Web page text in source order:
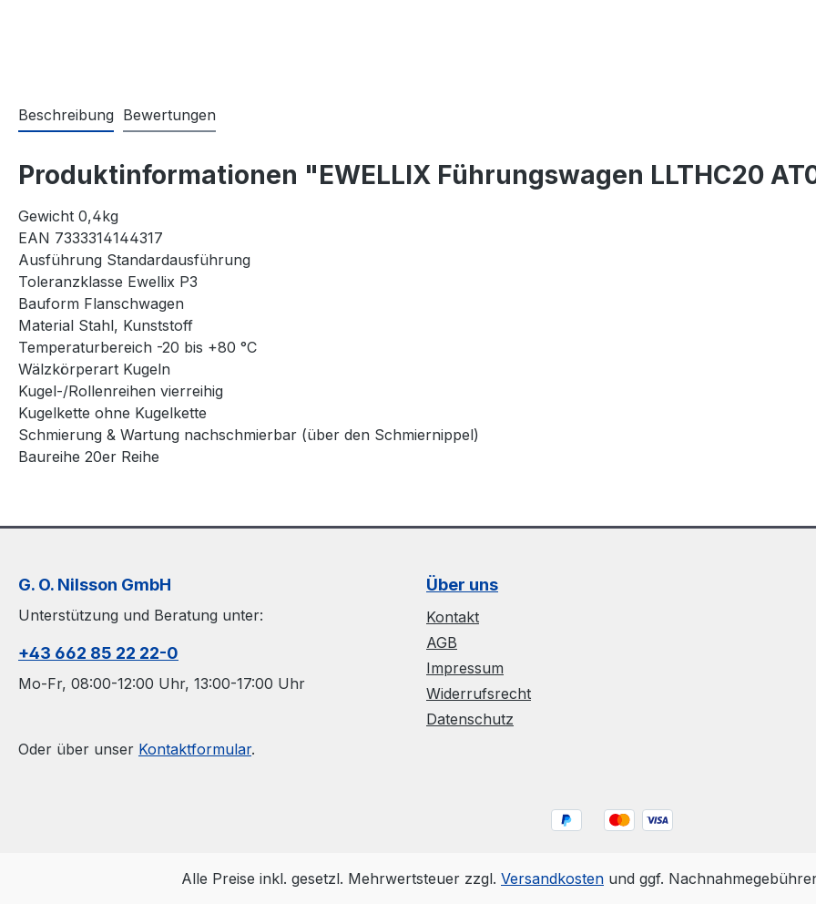
Beschreibung Bewertungen
Produktinformationen "EWELLIX Führungswagen LLTHC20
Gewicht 0,4kg
EAN 7333314144317
Ausführung Standardausführung
Toleranzklasse Ewellix P3
Bauform Flanschwagen
Material Stahl, Kunststoff
Temperaturbereich -20 bis +80 °C
Wälzkörperart Kugeln
Kugel-/Rollenreihen vierreihig
Kugelkette ohne Kugelkette
Schmierung & Wartung nachschmierbar (über den Schmiernippel)
Baureihe 20er Reihe
G. O. Nilsson GmbH
Unterstützung und Beratung unter:
+43 662 85 22 22-0
Mo-Fr, 08:00-12:00 Uhr, 13:00-17:00 Uhr
Oder über unser Kontaktformular.
Über uns
Kontakt
AGB
Impressum
Widerrufsrecht
Datenschutz
Alle Preise inkl. gesetzl. Mehrwertsteuer zzgl. Versandkosten und ggf.